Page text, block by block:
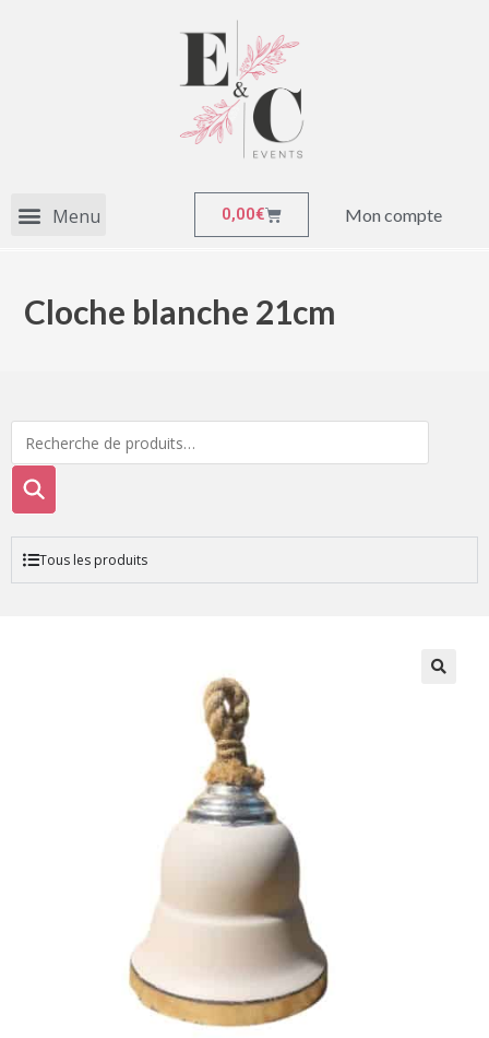
0,00€ Mon compte
Cloche blanche 21cm
Tous les produits